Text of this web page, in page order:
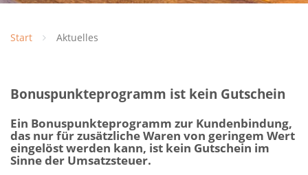
Start Aktuelles
Bonuspunkteprogramm ist kein Gutschein
Ein Bonuspunkteprogramm zur Kundenbindung,
das nur für zusätzliche Waren von geringem Wert
eingelöst werden kann, ist kein Gutschein im
Sinne der Umsatzsteuer.